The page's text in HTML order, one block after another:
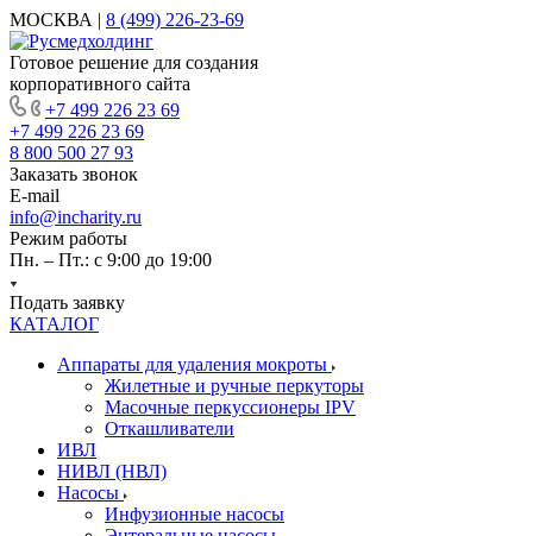
МОСКВА | 8 (499) 226-23-69
Готовое решение для создания
корпоративного сайта
+7 499 226 23 69
+7 499 226 23 69
8 800 500 27 93
Заказать звонок
E-mail
info@incharity.ru
Режим работы
Пн. – Пт.: с 9:00 до 19:00
Подать заявку
КАТАЛОГ
Аппараты для удаления мокроты
Жилетные и ручные перкуторы
Масочные перкуссионеры IPV
Откашливатели
ИВЛ
НИВЛ (НВЛ)
Насосы
Инфузионные насосы